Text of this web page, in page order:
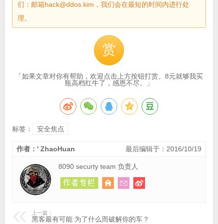
们：邮箱hack@ddos.kim，我们会在最短的时间内进行处
理。
赏
「如果文章对你有帮助，欢迎点击上方按钮打赏。8元就够我买
瓶高档红牛了，感恩不尽。」
标签： 安全焦点
最后编辑于：2016/10/19
作者：' ZhaoHuan
8090 securty team 负责人
上一篇：
黑客最有可能 为了什么而破解你的车？